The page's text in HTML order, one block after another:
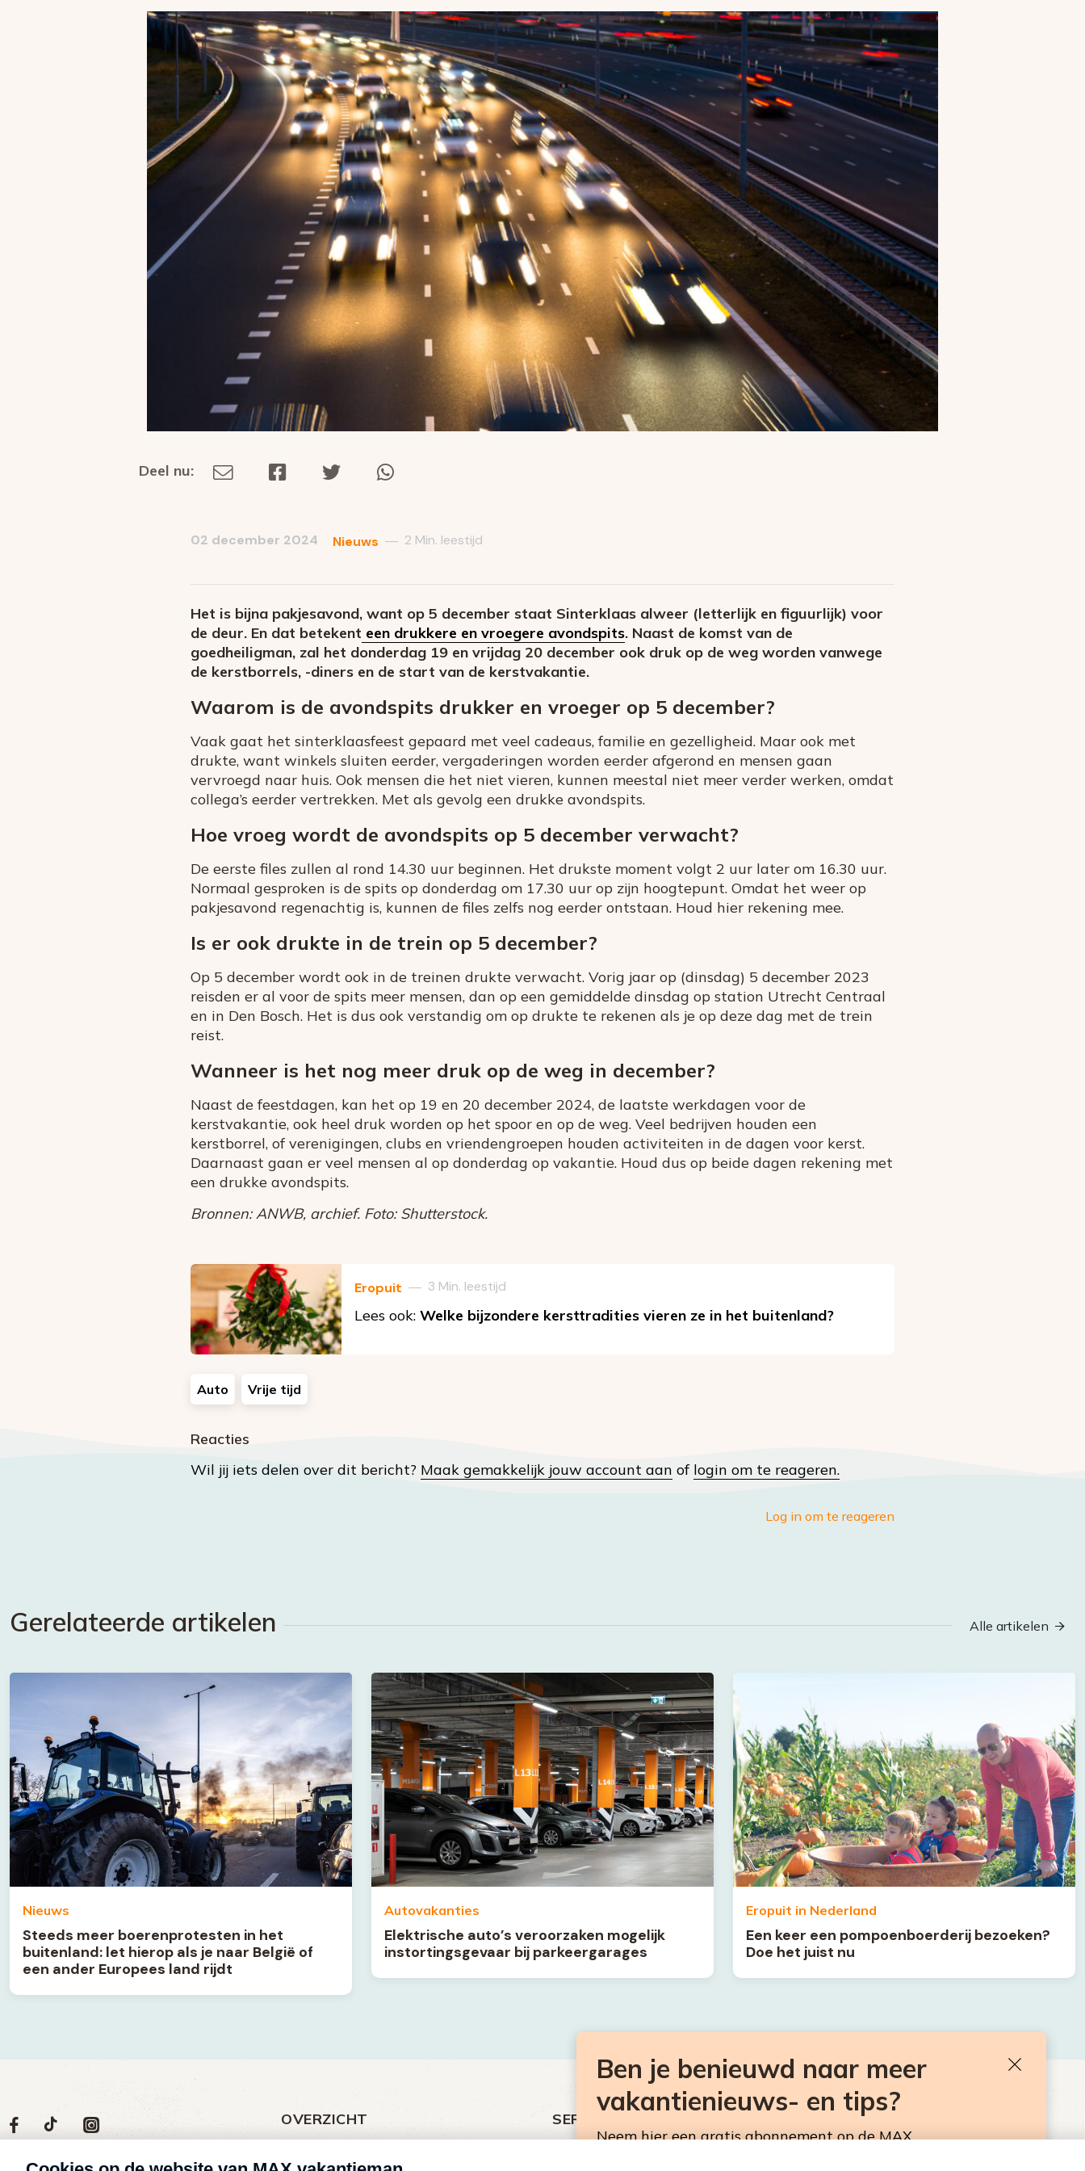
Deel
Deel nu:
mail
02 december 2024 Nieuws — 2 Min. leestijd
Het is bijna pakjesavond, want op 5 december staat Sinterklaas alweer (letterlijk en figuurlijk) voor
de deur. En dat betekent een drukkere en vroegere avondspits. Naast de komst van de
goedheiligman, zal het donderdag 19 en vrijdag 20 december ook druk op de weg worden vanwege
de kerstborrels, -diners en de start van de kerstvakantie.
Waarom is de avondspits drukker en vroeger op 5 december?
Vaak gaat het sinterklaasfeest gepaard met veel cadeaus, familie en gezelligheid. Maar ook met
drukte, want winkels sluiten eerder, vergaderingen worden eerder afgerond en mensen gaan
vervroegd naar huis. Ook mensen die het niet vieren, kunnen meestal niet meer verder werken, omdat
collega’s eerder vertrekken. Met als gevolg een drukke avondspits.
Hoe vroeg wordt de avondspits op 5 december verwacht?
De eerste files zullen al rond 14.30 uur beginnen. Het drukste moment volgt 2 uur later om 16.30 uur.
Normaal gesproken is de spits op donderdag om 17.30 uur op zijn hoogtepunt. Omdat het weer op
pakjesavond regenachtig is, kunnen de files zelfs nog eerder ontstaan. Houd hier rekening mee.
Is er ook drukte in de trein op 5 december?
Op 5 december wordt ook in de treinen drukte verwacht. Vorig jaar op (dinsdag) 5 december 2023
reisden er al voor de spits meer mensen, dan op een gemiddelde dinsdag op station Utrecht Centraal
en in Den Bosch. Het is dus ook verstandig om op drukte te rekenen als je op deze dag met de trein
reist.
Wanneer is het nog meer druk op de weg in december?
Naast de feestdagen, kan het op 19 en 20 december 2024, de laatste werkdagen voor de
kerstvakantie, ook heel druk worden op het spoor en op de weg. Veel bedrijven houden een
kerstborrel, of verenigingen, clubs en vriendengroepen houden activiteiten in de dagen voor kerst.
Daarnaast gaan er veel mensen al op donderdag op vakantie. Houd dus op beide dagen rekening met
een drukke avondspits.
Bronnen: ANWB, archief. Foto: Shutterstock.
Eropuit — 3 Min. leestijd
Lees ook: Welke bijzondere kersttradities vieren ze in het buitenland?
Auto Vrije tijd
Reacties
Wil jij iets delen over dit bericht? Maak gemakkelijk jouw account aan of login om te reageren.
Log in om te reageren
Gerelateerde artikelen Alle artikelen
Nieuws
Steeds meer boerenprotesten in het
buitenland: let hierop als je naar België of
een ander Europees land rijdt
Autovakanties
Elektrische auto’s veroorzaken mogelijk
instortingsgevaar bij parkeergarages
Eropuit in Nederland
Een keer een pompoenboerderij bezoeken?
Doe het juist nu
Volg
ons
Social
media
Volg
Volg
Volg
OVERZICHT SERVICE BEN JE BENIEUWD NAAR MEER
VAKANTIENIEUWS- EN TIPS?
Ben je benieuwd naar meer
vakantienieuws- en tips?
Neem hier een gratis abonnement op de MAX